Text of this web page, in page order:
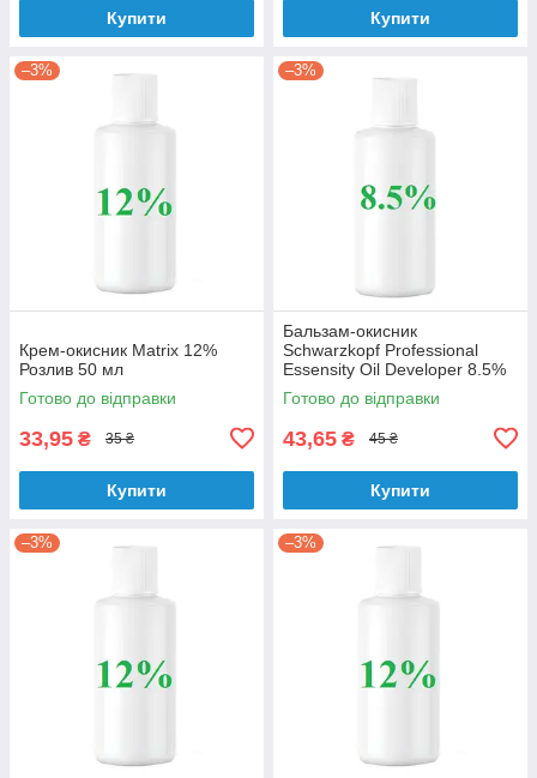
Купити Купити
–3%
Крем-окисник Matrix 12%
Розлив 50 мл
Готово до відправки
33,95 ₴ 35 ₴
Купити
–3%
Бальзам-окисник
Schwarzkopf Professional
Essensity Oil Developer 8.5%
Розлив 60 мл
Готово до відправки
43,65 ₴ 45 ₴
Купити
–3% –3%